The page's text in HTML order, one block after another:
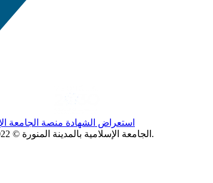
الجامعة الإسلامية بالمدينة المنورة © . جميع الحقوق محفوظة.